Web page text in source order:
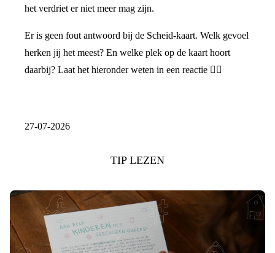
het verdriet er niet meer mag zijn.
Er is geen fout antwoord bij de Scheid-kaart. Welk gevoel
herken jij het meest? En welke plek op de kaart hoort
daarbij? Laat het hieronder weten in een reactie 👇🏼
27-07-2026
TIP LEZEN